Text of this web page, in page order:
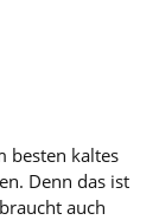
besten kaltes
Denn das ist
auch